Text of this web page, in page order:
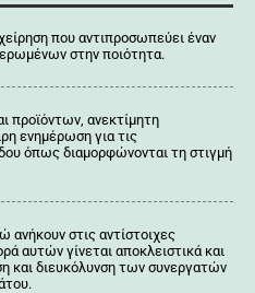
που αντιπροσωπεύει έναν
στην ποιότητα.
προϊόντων, ανεκτίμητη
ενημέρωση για τις
όπως διαμορφώνονται τη στιγμή
ανήκουν στις αντίστοιχες
αυτών γίνεται αποκλειστικά και
και διευκόλυνση των συνεργατών